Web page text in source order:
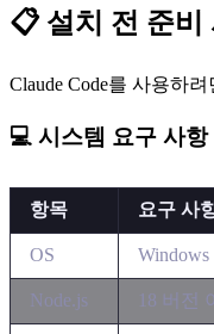
📋 설치 전 준비
Claude Code를 사용하
💻 시스템 요구 사항
항목 요구 사
OS
Node.js 18 버전